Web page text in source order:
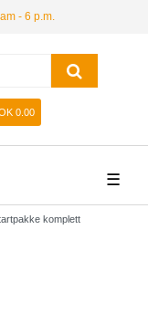
- 6 p.m.
0.00
☰
komplett